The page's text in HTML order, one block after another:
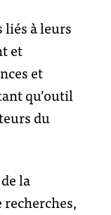
à leurs
et
et
qu’outil
du
la
recherches,